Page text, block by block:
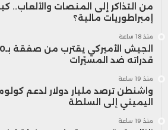
من التذاكر إلى المنصات والألعاب..
إمبراطوريات مالية؟
منذ 18 ساعة
قدراته ضد المسيّرات
منذ 19 ساعة
واشنطن ترصد مليار دولار لدعم
اليميني إلى السلطة
منذ 19 ساعة